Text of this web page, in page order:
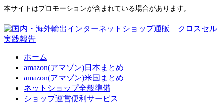
本サイトはプロモーションが含まれている場合があります。
ホーム
amazon(アマゾン)日本まとめ
amazon(アマゾン)米国まとめ
ネットショップ全般準備
ショップ運営便利サービス